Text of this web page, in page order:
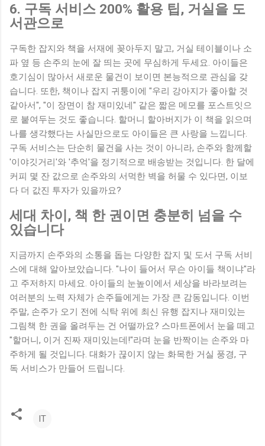
6. 구독 서비스 200% 활용 팁, 거실을 도
서관으로
구독한 잡지와 책을 서재에 꽂아두지 말고, 거실 테이블이나 소
파 옆 등 손주의 눈에 잘 띄는 곳에 무심하게 두세요. 아이들은
호기심이 많아서 새로운 물건이 보이면 본능적으로 관심을 갖
습니다. 또한, 책이나 잡지 귀퉁이에 "우리 강아지가 좋아할 것
같아서", "이 장면이 참 재미있네" 같은 짧은 메모를 포스트잇으
로 붙여두는 것도 좋습니다. 할머니 할아버지가 이 책을 읽으며
나를 생각했다는 사실만으로도 아이들은 큰 사랑을 느낍니다.
구독 서비스는 단순히 물건을 사는 것이 아니라, 손주와 함께할
'이야깃거리'와 '추억'을 정기적으로 배송받는 것입니다. 한 달에
커피 몇 잔 값으로 손주와의 서먹한 벽을 허물 수 있다면, 이보
다 더 값진 투자가 있을까요?
세대 차이, 책 한 권이면 충분히 넘을 수
있습니다
지금까지 손주와의 소통을 돕는 다양한 잡지 및 도서 구독 서비
스에 대해 알아보았습니다. "나이 들어서 무슨 아이들 책이냐"라
고 주저하지 마세요. 아이들의 눈높이에서 세상을 바라보려는
여러분의 노력 자체가 손주들에게는 가장 큰 감동입니다. 이번
주말, 손주가 오기 전에 식탁 위에 최신 유행 잡지나 재미있는
그림책 한 권을 올려두는 건 어떨까요? 스마트폰에서 눈을 떼고
"할머니, 이거 진짜 재미있는데!"라며 눈을 반짝이는 손주와 마
주하게 될 것입니다. 대화가 끊이지 않는 화목한 거실 풍경, 구
독 서비스가 만들어 드립니다.
IT